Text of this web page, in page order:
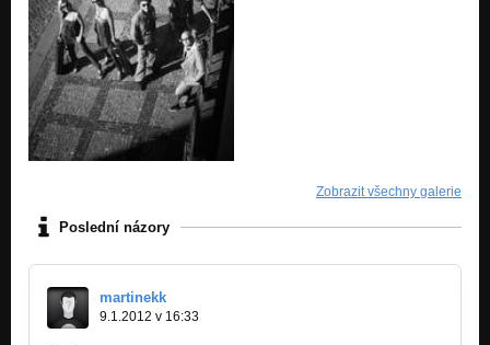
Zobrazit všechny galerie
Poslední názory
martinekk
9.1.2012 v 16:33